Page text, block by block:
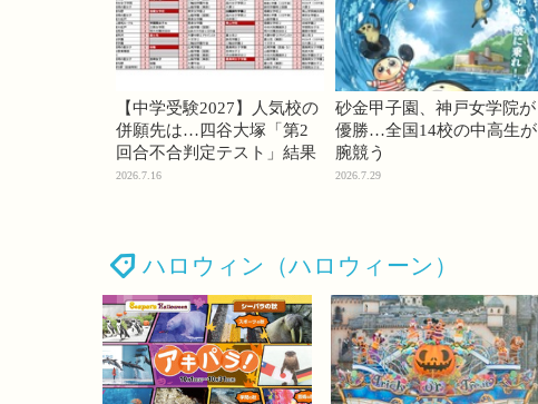
【中学受験2027】人気校の
併願先は…四谷大塚「第2
回合不合判定テスト」結果
2026.7.16
砂金甲子園、神戸女学院が
優勝…全国14校の中高生が
腕競う
2026.7.29
ハロウィン（ハロウィーン）